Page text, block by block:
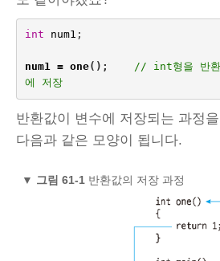
int num1 ;
num1 = one();
// int형을 반환
에 저장
반환값이 변수에 저장되는 과정
다음과 같은 모양이 됩니다.
▼ 그림 61‑1 반환값의 저장 과정